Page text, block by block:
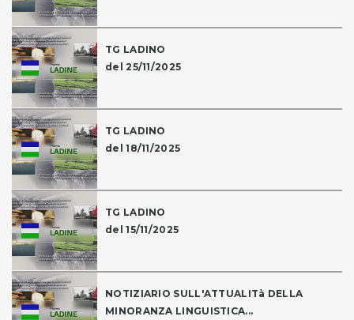
TG LADINO
del 25/11/2025
TG LADINO
del 18/11/2025
TG LADINO
del 15/11/2025
NOTIZIARIO SULL'ATTUALITà DELLA
MINORANZA LINGUISTICA...